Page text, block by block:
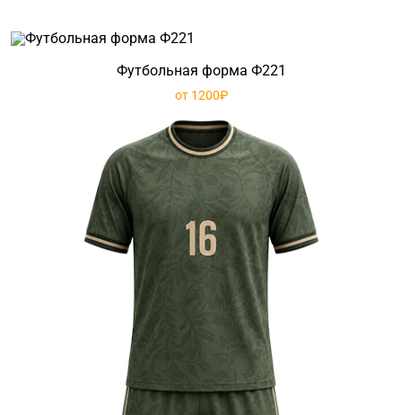
Футбольная форма Ф221
от 1200₽